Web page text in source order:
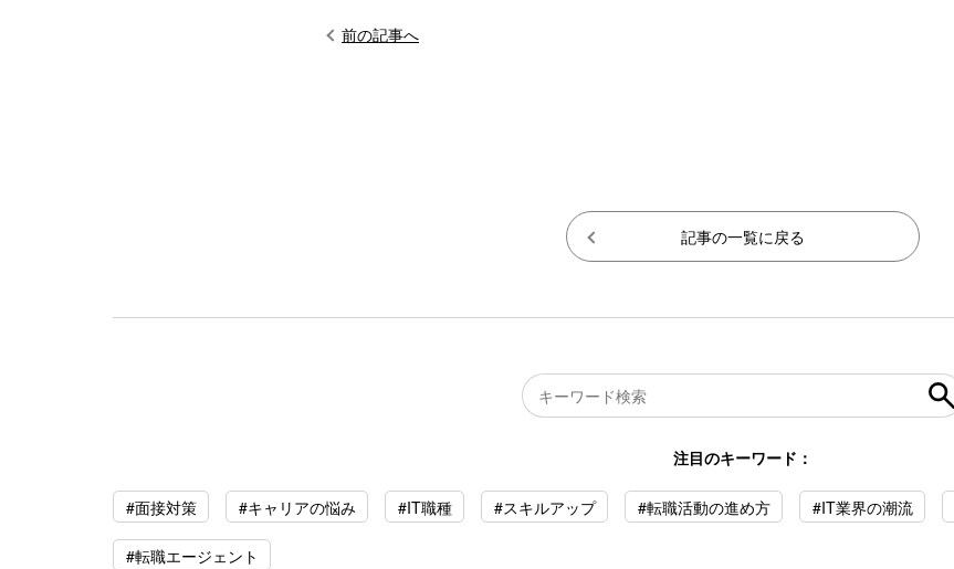
前の記事へ
記事の一覧に戻る
注目のキーワード：
#面接対策 #キャリアの悩み #IT職種 #スキルアップ #転職活動の進め方 #IT業界の潮流
#転職エージェント